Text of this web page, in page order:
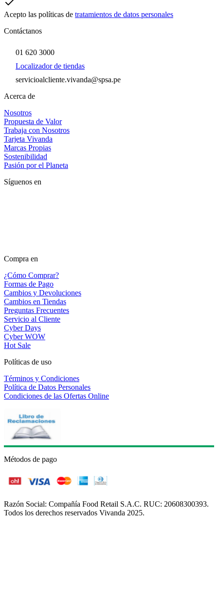
Acepto las políticas de tratamientos de datos personales
Contáctanos
01 620 3000
Localizador de tiendas
servicioalcliente.vivanda@spsa.pe
Acerca de
Nosotros
Propuesta de Valor
Trabaja con Nosotros
Tarjeta Vivanda
Marcas Propias
Sostenibilidad
Pasión por el Planeta
Síguenos en
Compra en
¿Cómo Comprar?
Formas de Pago
Cambios y Devoluciones
Cambios en Tiendas
Preguntas Frecuentes
Servicio al Cliente
Cyber Days
Cyber WOW
Hot Sale
Políticas de uso
Términos y Condiciones
Política de Datos Personales
Condiciones de las Ofertas Online
Métodos de pago
Razón Social: Compañía Food Retail S.A.C. RUC: 20608300393.
Todos los derechos reservados Vivanda 2025.